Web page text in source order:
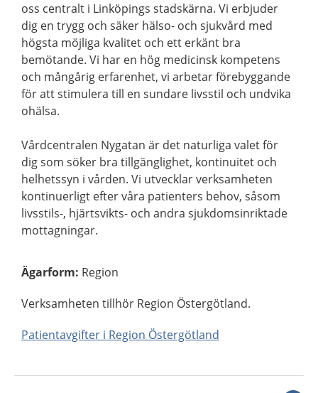
oss centralt i Linköpings stadskärna. Vi erbjuder
dig en trygg och säker hälso- och sjukvård med
högsta möjliga kvalitet och ett erkänt bra
bemötande. Vi har en hög medicinsk kompetens
och mångårig erfarenhet, vi arbetar förebyggande
för att stimulera till en sundare livsstil och undvika
ohälsa.
Vårdcentralen Nygatan är det naturliga valet för
dig som söker bra tillgänglighet, kontinuitet och
helhetssyn i vården. Vi utvecklar verksamheten
kontinuerligt efter våra patienters behov, såsom
livsstils-, hjärtsvikts- och andra sjukdomsinriktade
mottagningar.
Ägarform: Region
Verksamheten tillhör Region Östergötland.
Patientavgifter i Region Östergötland